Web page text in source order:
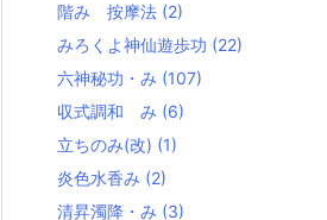
階み 按摩法 (2)
みろくよ神仙遊歩功 (22)
六神秘功・み (107)
収式調和 み (6)
立ちのみ(改) (1)
炎色水香み (2)
清昇濁降・み (3)